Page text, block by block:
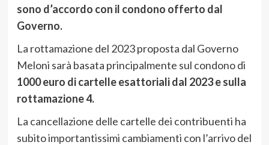
sono d’accordo con il condono offerto dal
Governo.
La rottamazione del 2023 proposta dal Governo
Meloni sarà basata principalmente sul condono di
1000 euro di cartelle esattoriali dal 2023 e sulla
rottamazione 4.
La cancellazione delle cartelle dei contribuenti ha
subito importantissimi cambiamenti con l’arrivo del